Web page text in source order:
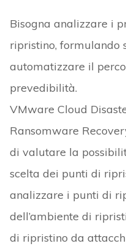
Bisogna analizzare i
ripristino, formulando
automatizzare il
prevedibilità.
VMware Cloud
Ransomware
di valutare la
scelta dei punti di
analizzare i punti di
dell’ambiente di
di ripristino da